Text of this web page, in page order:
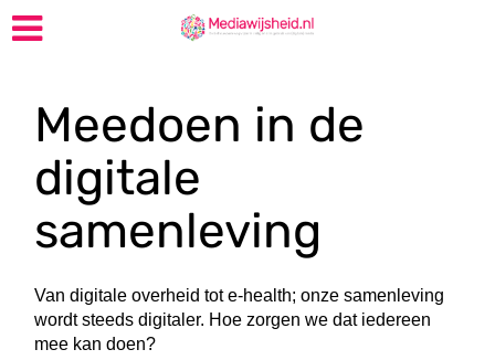
Meedoen in de
digitale
samenleving
Van digitale overheid tot e-health; onze samenleving
wordt steeds digitaler. Hoe zorgen we dat iedereen
mee kan doen?